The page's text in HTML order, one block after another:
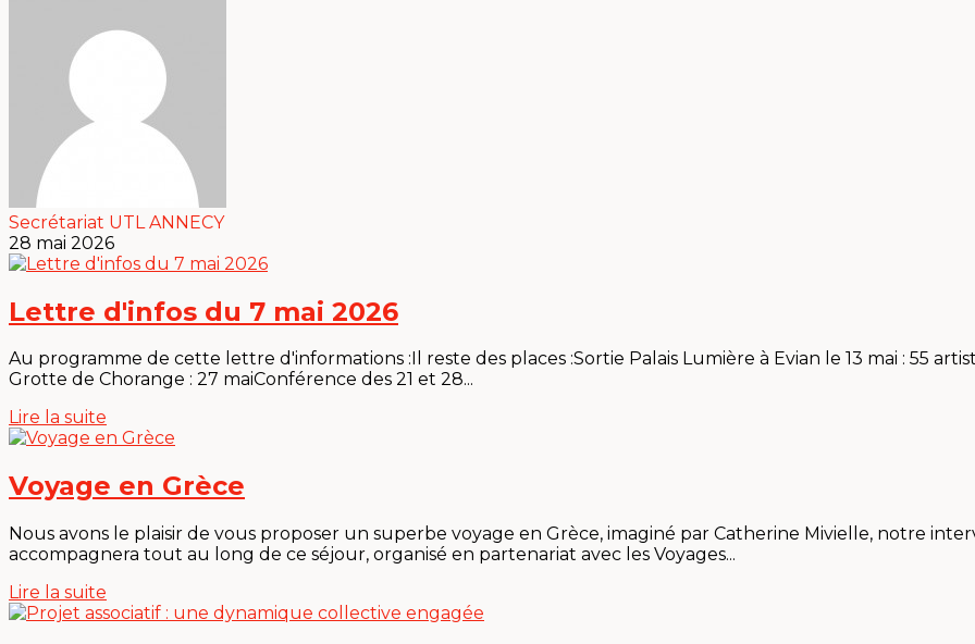
Secrétariat UTL ANNECY
28 mai 2026
Lettre d'infos du 7 mai 2026
Au programme de cette lettre d'informations :Il reste des places :Sortie Palais Lumière à Evian le 13 mai : 55
Grotte de Chorange : 27 maiConférence des 21 et 28...
Lire la suite
Voyage en Grèce
Nous avons le plaisir de vous proposer un superbe voyage en Grèce, imaginé par Catherine Mivielle, notre
accompagnera tout au long de ce séjour, organisé en partenariat avec les Voyages...
Lire la suite